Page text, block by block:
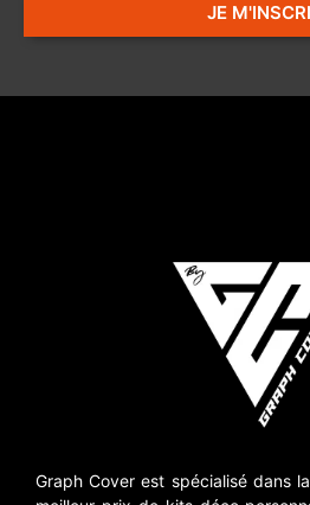
JE
Graph Cover est spécialisé dans